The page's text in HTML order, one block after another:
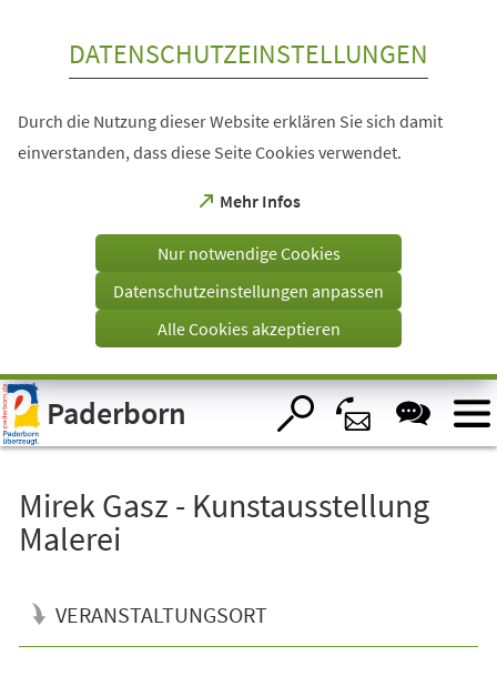
Visuelle
Assistenzsoftware
öffnen.
DATENSCHUTZEINSTELLUNGEN
Durch die Nutzung dieser Website erklären Sie sich damit
einverstanden, dass diese Seite Cookies verwendet.
Mehr Infos
(Öffnet
einem
Tab)
Nur notwendige Cookies
Datenschutzeinstellungen anpassen
Alle Cookies akzeptieren
Paderborn
Mirek Gasz - Kunstausstellung
Malerei
VERANSTALTUNGSORT